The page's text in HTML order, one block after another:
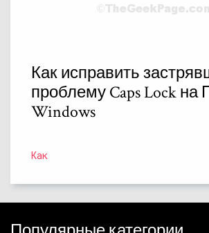
Как исправить
проблему Caps Lock на
Windows
Как